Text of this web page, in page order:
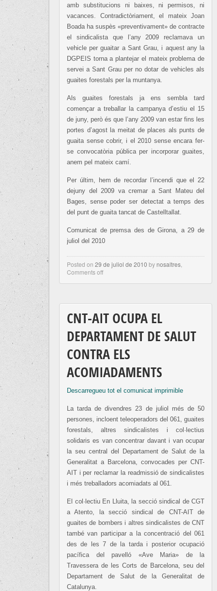
amb substitucions ni baixes, ni permisos, ni
vacances. Contradictòriament, el mateix Joan
Boada ha suspès «preventivament» de contracte
el sindicalista que l’any 2009 reclamava un
vehicle per guaitar a Sant Grau, i aquest any la
DGPEIS torna a plantejar el mateix problema de
servei a Sant Grau per no dotar de vehicles als
guaites forestals per la muntanya.
Als guaites forestals ja ens sembla tard
començar a treballar la campanya d’estiu el 15
de juny, però és que l’any 2009 van estar fins les
portes d’agost la meitat de places als punts de
guaita sense cobrir, i el 2010 sense encara fer-
se convocatòria pública per incorporar guaites,
anem pel mateix camí.
Per últim, hem de recordar l’incendi que el 22
dejuny del 2009 va cremar a Sant Mateu del
Bages, sense poder ser detectat a temps des
del punt de guaita tancat de Castelltallat.
Comunicat de premsa des de Girona, a 29 de
juliol del 2010
Posted on 29 de juliol de 2010 by nosaltres
Comments off
CNT-AIT OCUPA EL
DEPARTAMENT DE SALUT
CONTRA ELS
ACOMIADAMENTS
Descarregueu tot el comunicat imprimible
La tarda de divendres 23 de juliol més de 50
persones, incloent teleoperadors del 061, guaites
forestals, altres sindicalistes i col·lectius
solidaris es van concentrar davant i van ocupar
la seu central del Departament de Salut de la
Generalitat a Barcelona, convocades per CNT-
AIT i per reclamar la readmissió de sindicalistes
i més treballadors acomiadats al 061.
El col·lectiu En Lluita, la secció sindical de CGT
a Atento, la secció sindical de CNT-AIT de
guaites de bombers i altres sindicalistes de CNT
també van participar a la concentració del 061
des de les 7 de la tarda i posterior ocupació
pacífica del pavelló «Ave Maria» de la
Travessera de les Corts de Barcelona, seu del
Departament de Salut de la Generalitat de
Catalunya.